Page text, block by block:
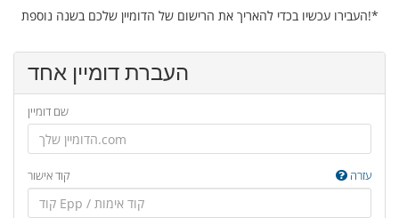
העבירו עכשיו בכדי להאריך את הרישום של הדומיין שלכם בשנה נוספת!*
העברת דומיין אחד
שם דומיין
קוד אישור עזרה